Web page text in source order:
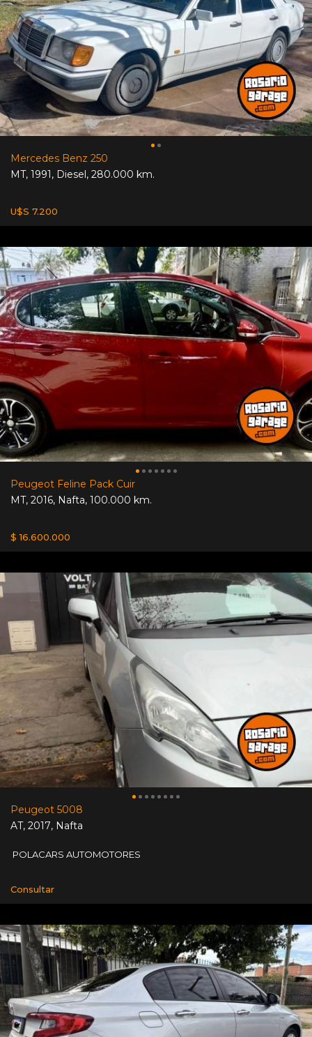
Mercedes Benz 250
MT, 1991, Diesel, 280.000 km.
U$S 7.200
Peugeot Feline Pack Cuir
MT, 2016, Nafta, 100.000 km.
$ 16.600.000
Peugeot 5008
AT, 2017, Nafta
POLACARS AUTOMOTORES
Consultar